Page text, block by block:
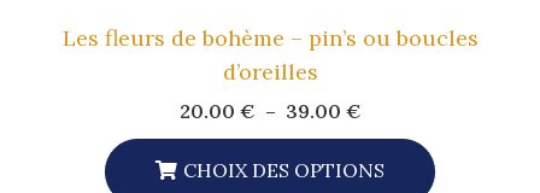
Les fleurs de bohème – pin’s ou boucles
d’oreilles
20.00 € – 39.00 €Plage
prix :
20.00 €
CHOIX DES OPTIONS